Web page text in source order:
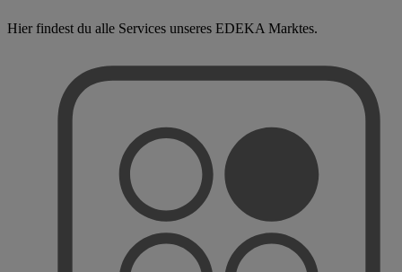
Hier findest du alle Services unseres EDEKA Marktes.